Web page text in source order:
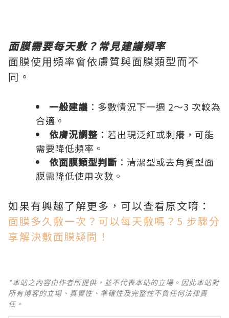
面膜需要每天敷？常見建議頻率
面膜使用頻率會依膚質與面膜類型而不
同。
一般建議 ：多數情況下一週 2～3 次較為
合適。
依膚況調整 ：若出現泛紅或刺癢，可能
需要降低頻率。
依面膜類型判斷 ：清潔型或去角質型面
膜需降低使用次數。
如果有興趣了解更多，可以查看原文唷：
面膜多久敷一次？可以每天敷嗎？5 步驟分
享解決敷面膜疑問！
*本站之內容由作者所提供，並不代表本站的立場。因此本站對
所有博客的立場、真實性、準確性及完整性不負任何法律責
任。